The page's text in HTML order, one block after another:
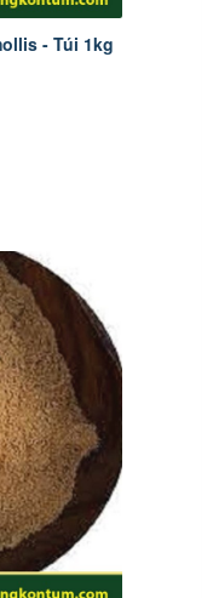
- Túi 1kg